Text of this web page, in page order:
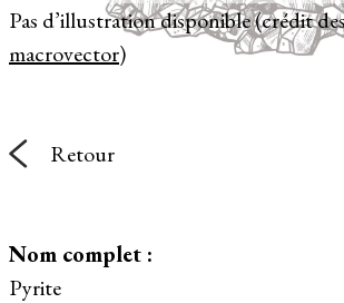
Pas d’illustration disponible (crédit
macrovector)
Retour
Nom complet :
Pyrite